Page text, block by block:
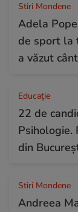
Stiri Mondene
Adela
de sport la
a văzut
Educație
22 de
Psihologie.
din
Stiri Mondene
Andreea